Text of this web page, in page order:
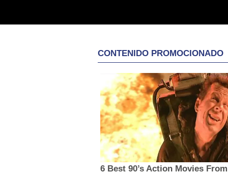
CONTENIDO PROMOCIONADO
6 Best 90’s Action Movies